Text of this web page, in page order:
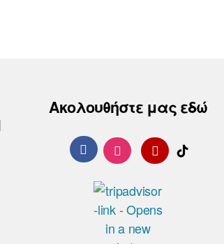
Ακολουθήστε μας εδώ